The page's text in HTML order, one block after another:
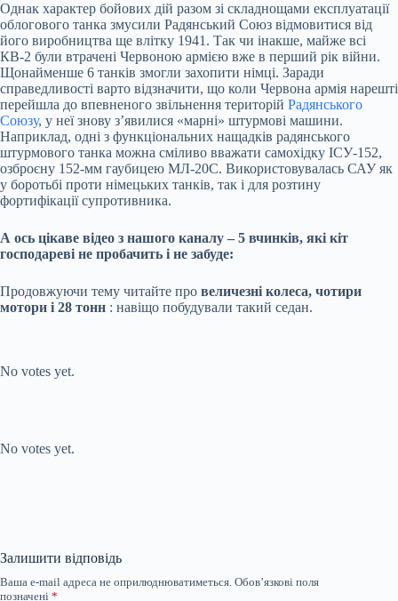
Однак характер бойових дій разом зі складнощами експлуатації
облогового танка змусили Радянський Союз відмовитися від
його виробництва ще влітку 1941. Так чи інакше, майже всі
КВ-2 були втрачені Червоною армією вже в перший рік війни.
Щонайменше 6 танків змогли захопити німці. Заради
справедливості варто відзначити, що коли Червона армія нарешті
перейшла до впевненого звільнення територій Радянського
Союзу, у неї знову з’явилися «марні» штурмові машини.
Наприклад, одні з функціональних нащадків радянського
штурмового танка можна сміливо вважати самохідку ІСУ-152,
озброєну 152-мм гаубицею МЛ-20С. Використовувалась САУ як
у боротьбі проти німецьких танків, так і для розтину
фортифікації супротивника.
А ось цікаве відео з нашого каналу – 5 вчинків, які кіт
господареві не пробачить і не забуде:
Продовжуючи тему читайте про величезні колеса, чотири
мотори і 28 тонн : навіщо побудували такий седан.
No votes yet.
No votes yet.
Залишити відповідь
Ваша e-mail адреса не оприлюднюватиметься. Обов’язкові поля
позначені *